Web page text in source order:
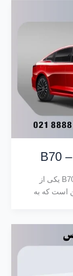
معرفی باتری بسترن بی 70 – B70 بسترن B70 یکی از